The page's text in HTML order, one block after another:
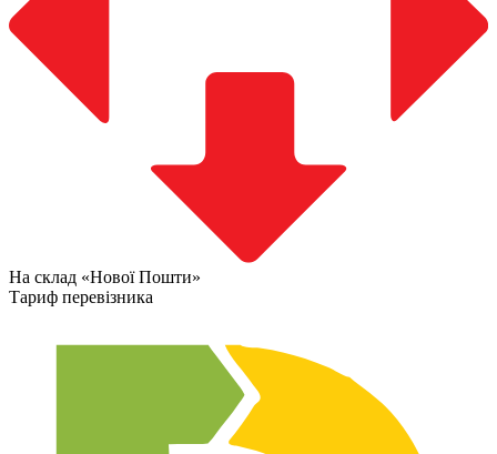
На склад «Нової Пошти»
Тариф перевізника